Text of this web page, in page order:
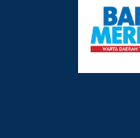
Belawan Amankan